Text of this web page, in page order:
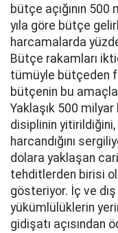
bütçe açığının 500
yıla göre bütçe
harcamalarda
Bütçe rakamları
tümüyle bütçeden
bütçenin bu amaçla
Yaklaşık 500
disiplinin yitirildiğini,
harcandığını
dolara yaklaşan
tehditlerden birisi
gösteriyor. İç ve
yükümlülüklerin
gidişatı açısından